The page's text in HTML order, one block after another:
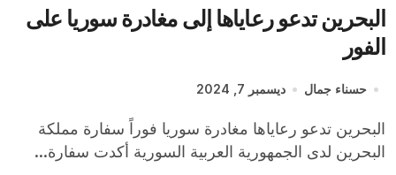
البحرين تدعو رعاياها إلى مغادرة سوريا على
الفور
حسناء جمال ديسمبر 7, 2024
البحرين تدعو رعاياها مغادرة سوريا فوراً سفارة مملكة
البحرين لدى الجمهورية العربية السورية أكدت سفارة...